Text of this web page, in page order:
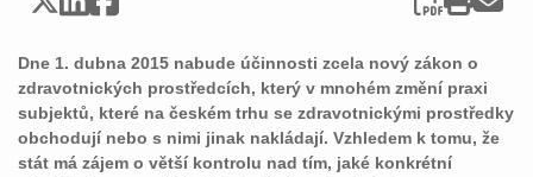
Dne 1. dubna 2015 nabude účinnosti zcela nový zákon o
zdravotnických prostředcích, který v mnohém změní praxi
subjektů, které na českém trhu se zdravotnickými prostředky
obchodují nebo s nimi jinak nakládají. Vzhledem k tomu, že
stát má zájem o větší kontrolu nad tím, jaké konkrétní